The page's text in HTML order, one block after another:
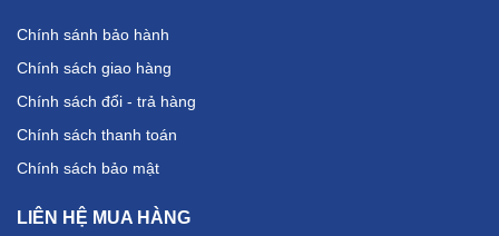
Chính sánh bảo hành
Chính sách giao hàng
Chính sách đổi - trả hàng
Chính sách thanh toán
Chính sách bảo mật
LIÊN HỆ MUA HÀNG